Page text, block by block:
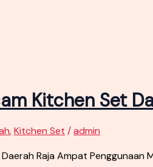
Kitchen Set
,Kitchen Set /admin
Raja Ampat